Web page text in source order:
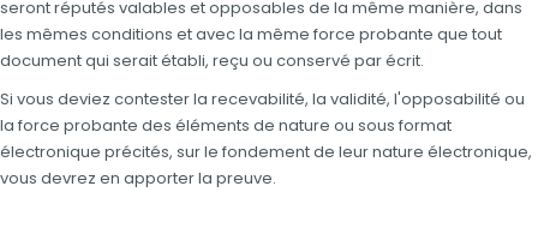
seront réputés valables et opposables de la même manière, dans
les mêmes conditions et avec la même force probante que tout
document qui serait établi, reçu ou conservé par écrit.
Si vous deviez contester la recevabilité, la validité, l'opposabilité ou
la force probante des éléments de nature ou sous format
électronique précités, sur le fondement de leur nature électronique,
vous devrez en apporter la preuve.